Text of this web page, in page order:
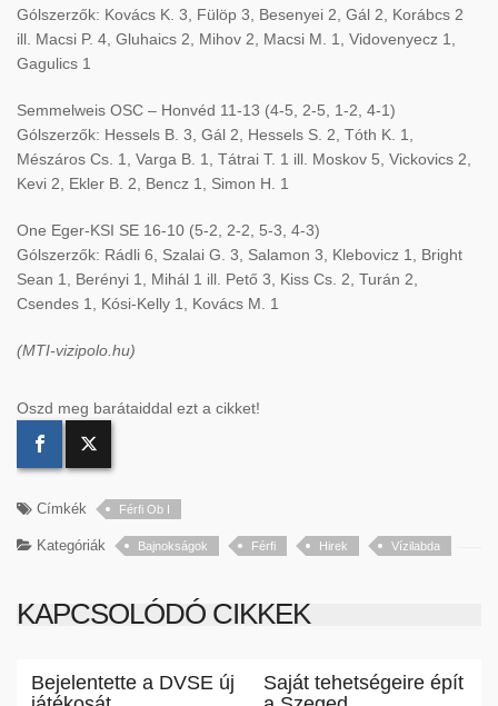
Gólszerzők: Kovács K. 3, Fülöp 3, Besenyei 2, Gál 2, Korábcs 2
ill. Macsi P. 4, Gluhaics 2, Mihov 2, Macsi M. 1, Vidovenyecz 1,
Gagulics 1
Semmelweis OSC – Honvéd 11-13 (4-5, 2-5, 1-2, 4-1)
Gólszerzők: Hessels B. 3, Gál 2, Hessels S. 2, Tóth K. 1,
Mészáros Cs. 1, Varga B. 1, Tátrai T. 1 ill. Moskov 5, Vickovics 2,
Kevi 2, Ekler B. 2, Bencz 1, Simon H. 1
One Eger-KSI SE 16-10 (5-2, 2-2, 5-3, 4-3)
Gólszerzők: Rádli 6, Szalai G. 3, Salamon 3, Klebovicz 1, Bright
Sean 1, Berényi 1, Mihál 1 ill. Pető 3, Kiss Cs. 2, Turán 2,
Csendes 1, Kósi-Kelly 1, Kovács M. 1
(MTI-vizipolo.hu)
Oszd meg barátaiddal ezt a cikket!
Címkék Férfi Ob I
Kategóriák Bajnokságok Férfi Hirek Vízilabda
KAPCSOLÓDÓ CIKKEK
Bejelentette a DVSE új
Saját tehetségeire épít